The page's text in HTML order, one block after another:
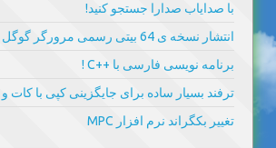
با صدایاب صدارا جستجو کنید!
انتشار نسخه ی 64 بیتی رسمی مرورگر گوگل کروم
برنامه نویسی فارسی با ++C !
ترفند بسیار ساده برای جایگزینی کپی با کات
تغییر بکگراند نرم افزار MPC